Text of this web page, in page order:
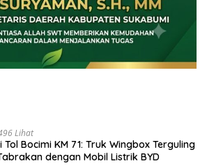
Lihat
Bocimi KM 71: Truk Wingbox Terguling
dengan Mobil Listrik BYD